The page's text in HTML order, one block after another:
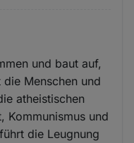
und baut auf,
Menschen und
atheistischen
Kommunismus und
die Leugnung